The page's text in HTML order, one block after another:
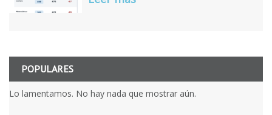
POPULARES
Lo lamentamos. No hay nada que mostrar aún.